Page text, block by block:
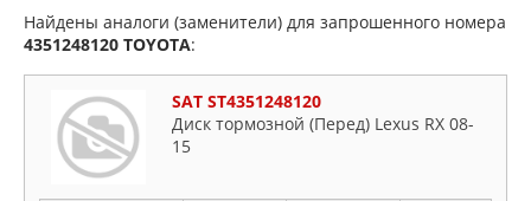
Найдены аналоги (заменители) для запрошенного номера
4351248120 TOYOTA:
SAT ST4351248120
Диск тормозной (Перед) Lexus RX 08-
15